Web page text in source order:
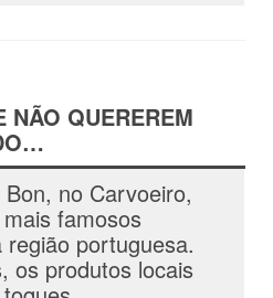
NÃO QUEREREM
no Carvoeiro,
famosos
portuguesa.
os produtos locais